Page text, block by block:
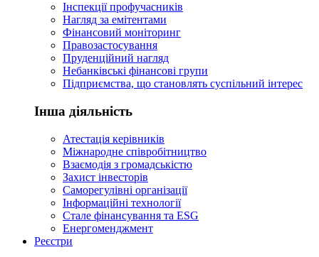
Інспекції профучасників
Нагляд за емітентами
Фінансовий моніторинг
Правозастосування
Пруденційний нагляд
Небанківські фінансові групи
Підприємства, що становлять суспільний інтерес
Інша діяльність
Атестація керівників
Міжнародне співробітництво
Взаємодія з громадськістю
Захист інвесторів
Саморегулівні організації
Інформаційні технології
Стале фінансування та ESG
Енергоменджмент
Реєстри